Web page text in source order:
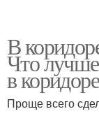
В
Что
в коридоре
Проще всего